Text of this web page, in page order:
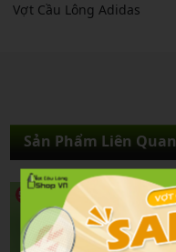
Vợt Cầu Lông Adidas
Sản Phẩm Liên Quan
5%